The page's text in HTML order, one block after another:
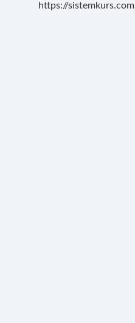
https://sistemkurs.com